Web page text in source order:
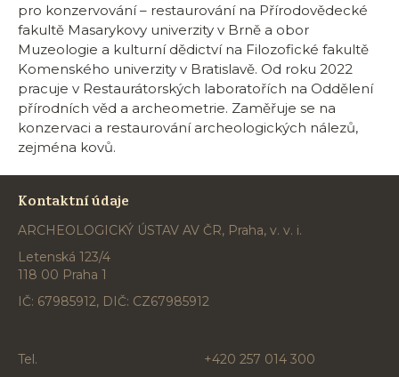
pro konzervování – restaurování na Přírodovědecké
fakultě Masarykovy univerzity v Brně a obor
Muzeologie a kulturní dědictví na Filozofické fakultě
Komenského univerzity v Bratislavě. Od roku 2022
pracuje v Restaurátorských laboratořích na Oddělení
přírodních věd a archeometrie. Zaměřuje se na
konzervaci a restaurování archeologických nálezů,
zejména kovů.
Kontaktní údaje
ARCHEOLOGICKÝ ÚSTAV AV ČR, Praha, v. v. i.
Letenská 123/4
118 00 Praha 1
IČ: 67985912, DIČ: CZ67985912
Tel.
+420 257 014 300